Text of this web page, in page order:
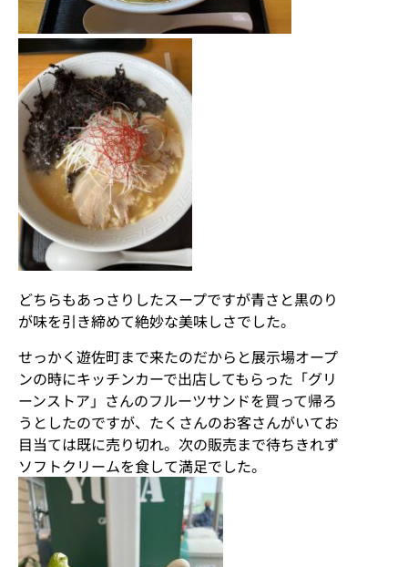
どちらもあっさりしたスープですが青さと黒のり
が味を引き締めて絶妙な美味しさでした。
せっかく遊佐町まで来たのだからと展示場オープ
ンの時にキッチンカーで出店してもらった「グリ
ーンストア」さんのフルーツサンドを買って帰ろ
うとしたのですが、たくさんのお客さんがいてお
目当ては既に売り切れ。次の販売まで待ちきれず
ソフトクリームを食して満足でした。